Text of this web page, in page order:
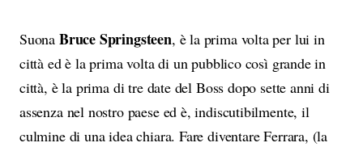
Suona Bruce Springsteen, è la prima volta per lui in
città ed è la prima volta di un pubblico così grande in
città, è la prima di tre date del Boss dopo sette anni di
assenza nel nostro paese ed è, indiscutibilmente, il
culmine di una idea chiara. Fare diventare Ferrara, (la